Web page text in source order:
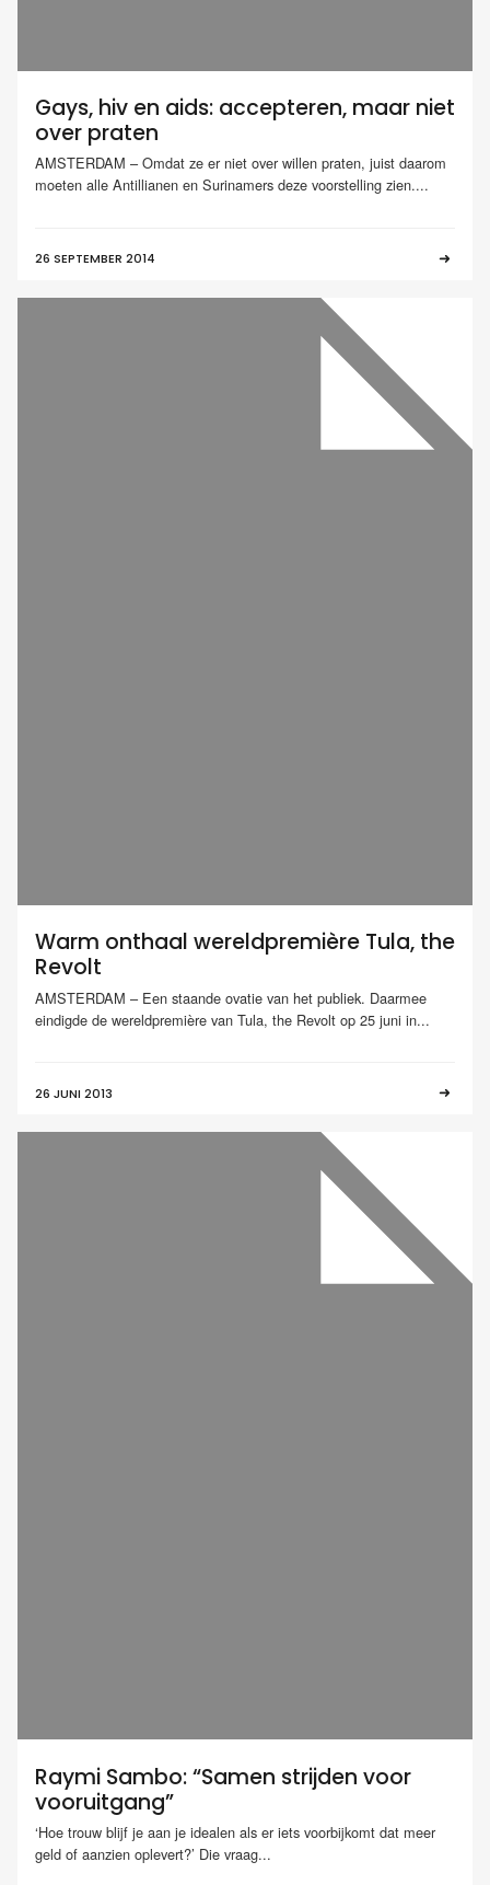
Gays, hiv en aids: accepteren, maar niet
over praten
AMSTERDAM – Omdat ze er niet over willen praten, juist daarom
moeten alle Antillianen en Surinamers deze voorstelling zien....
26 SEPTEMBER 2014
Warm onthaal wereldpremière Tula, the
Revolt
AMSTERDAM – Een staande ovatie van het publiek. Daarmee
eindigde de wereldpremière van Tula, the Revolt op 25 juni in...
26 JUNI 2013
Raymi Sambo: “Samen strijden voor
vooruitgang”
‘Hoe trouw blijf je aan je idealen als er iets voorbijkomt dat meer
geld of aanzien oplevert?’ Die vraag...